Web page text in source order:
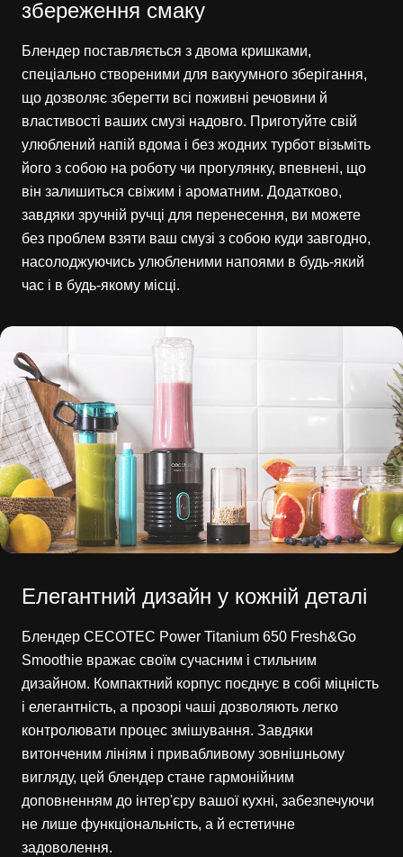
збереження смаку
Блендер поставляється з двома кришками,
спеціально створеними для вакуумного зберігання,
що дозволяє зберегти всі поживні речовини й
властивості ваших смузі надовго. Приготуйте свій
улюблений напій вдома і без жодних турбот візьміть
його з собою на роботу чи прогулянку, впевнені, що
він залишиться свіжим і ароматним. Додатково,
завдяки зручній ручці для перенесення, ви можете
без проблем взяти ваш смузі з собою куди завгодно,
насолоджуючись улюбленими напоями в будь-який
час і в будь-якому місці.
Елегантний дизайн у кожній деталі
Блендер CECOTEC Power Titanium 650 Fresh&Go
Smoothie вражає своїм сучасним і стильним
дизайном. Компактний корпус поєднує в собі міцність
і елегантність, а прозорі чаші дозволяють легко
контролювати процес змішування. Завдяки
витонченим лініям і привабливому зовнішньому
вигляду, цей блендер стане гармонійним
доповненням до інтер'єру вашої кухні, забезпечуючи
не лише функціональність, а й естетичне
задоволення.